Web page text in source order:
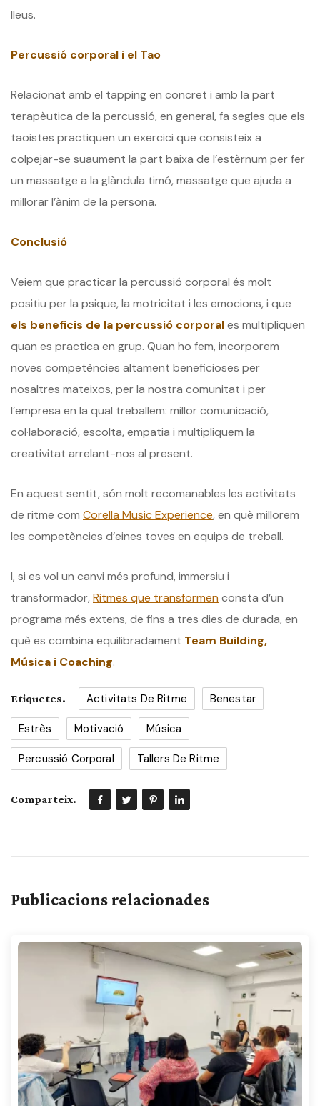
lleus.
Percussió corporal i el Tao
Relacionat amb el tapping en concret i amb la part
terapèutica de la percussió, en general, fa segles que els
taoistes practiquen un exercici que consisteix a
colpejar-se suaument la part baixa de l’estèrnum per fer
un massatge a la glàndula timó, massatge que ajuda a
millorar l’ànim de la persona.
Conclusió
Veiem que practicar la percussió corporal és molt
positiu per la psique, la motricitat i les emocions, i que
els beneficis de la percussió corporales multipliquen
quan es practica en grup. Quan ho fem, incorporem
noves competències altament beneficioses per
nosaltres mateixos, per la nostra comunitat i per
l’empresa en la qual treballem: millor comunicació,
col·laboració, escolta, empatia i multipliquem la
creativitat arrelant-nos al present.
En aquest sentit, són molt recomanables les activitats
de ritme com Corella Music Experience, en què millorem
les competències d’eines toves en equips de treball.
I, si es vol un canvi més profund, immersiu i
transformador, Ritmes que transformenconsta d’un
programa més extens, de fins a tres dies de durada, en
què es combina equilibradament Team Building,
Música i Coaching.
Etiquetes. Activitats De Ritme Benestar
Estrès Motivació Música
Percussió Corporal Tallers De Ritme
Comparteix.
Publicacions relacionades